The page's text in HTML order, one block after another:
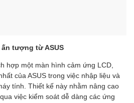
tượng từ ASUS
hợp một màn hình cảm ứng LCD,
của ASUS trong việc nhập liệu và
tính. Thiết kế này nhằm nâng cao
việc kiểm soát dễ dàng các ứng